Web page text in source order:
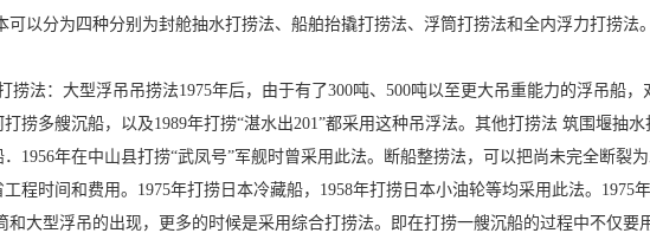
可以分为四种分别为封舱抽水打捞法、船舶抬撬打捞法、浮筒打捞法和全内浮力打捞法
法：大型浮吊吊捞法1975年后，由于有了300吨、500吨以至更大吊重能力的浮吊船，
捞多艘沉船，以及1989年打捞“湛水出201”都采用这种吊浮法。其他打捞法 筑围堰抽
1956年在中山县打捞“武凤号”军舰时曾采用此法。断船整捞法，可以把尚未完全断裂
程时间和费用。1975年打捞日本冷藏船，1958年打捞日本小油轮等均采用此法。1975
和大型浮吊的出现，更多的时候是采用综合打捞法。即在打捞一艘沉船的过程中不仅要